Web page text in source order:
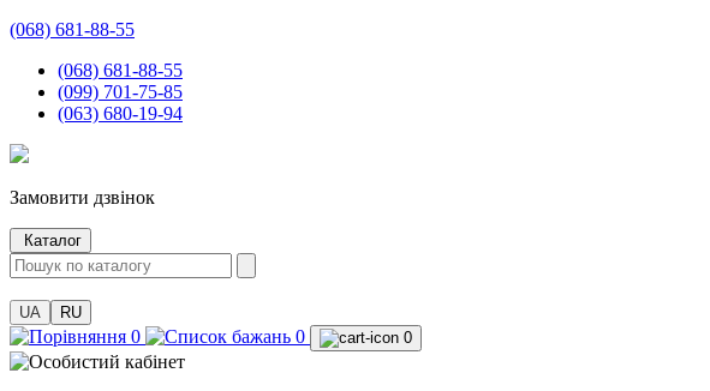
(068) 681-88-55
(068) 681-88-55
(099) 701-75-85
(063) 680-19-94
Замовити дзвінок
Каталог
UA RU
0 0 0